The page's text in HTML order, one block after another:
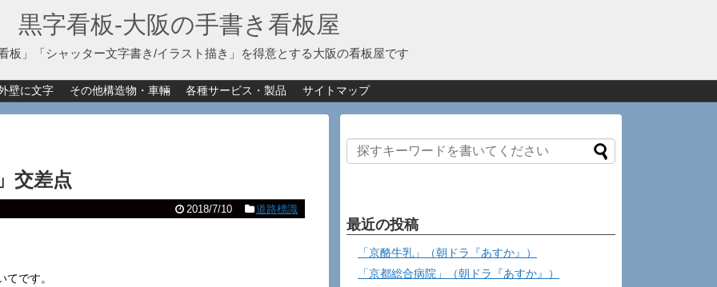
黒字看板‐大阪の手書き看板屋
看板」「シャッター文字書き/イラスト描き」を得意とする大阪の看板屋です
壁に文字 その他構造物・車輛 各種サービス・製品 サイトマップ
交差点
2018/7/10 道路標識
です。
最近の投稿
「京酪牛乳」（朝ドラ『あすか』）
「京都総合病院」（朝ドラ『あすか』）